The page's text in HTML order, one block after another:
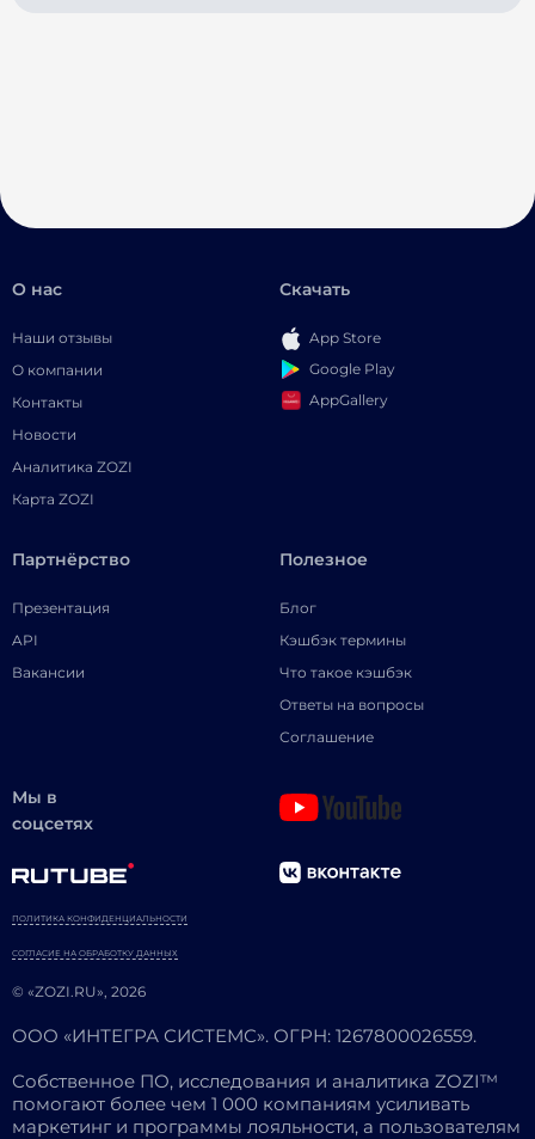
О нас
Наши отзывы
О компании
Контакты
Новости
Аналитика ZOZI
Карта ZOZI
Скачать
App Store
Google Play
AppGallery
Партнёрство
Презентация
API
Вакансии
Полезное
Блог
Кэшбэк термины
Что такое кэшбэк
Ответы на вопросы
Соглашение
Мы в
соцсетях
© «ZOZI.RU», 2026
ПОЛИТИКА КОНФИДЕНЦИАЛЬНОСТИ
СОГЛАСИЕ НА ОБРАБОТКУ ДАННЫХ
ООО «ИНТЕГРА СИСТЕМС». ОГРН: 1267800026559.
Собственное ПО, исследования и аналитика ZOZI™
помогают более чем 1 000 компаниям усиливать
маркетинг и программы лояльности, а пользователям